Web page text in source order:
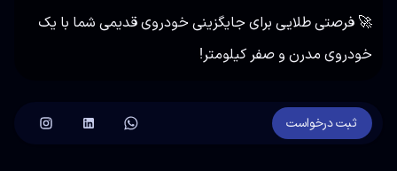
🚀 فرصتی طلایی برای جایگزینی خودروی قدیمی شما با یک
خودروی مدرن و صفر کیلومتر!
ثبت درخواست